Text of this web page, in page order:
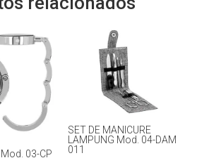
03-CP
SET DE MANICURE
LAMPUNG Mod. 04-DAM
011